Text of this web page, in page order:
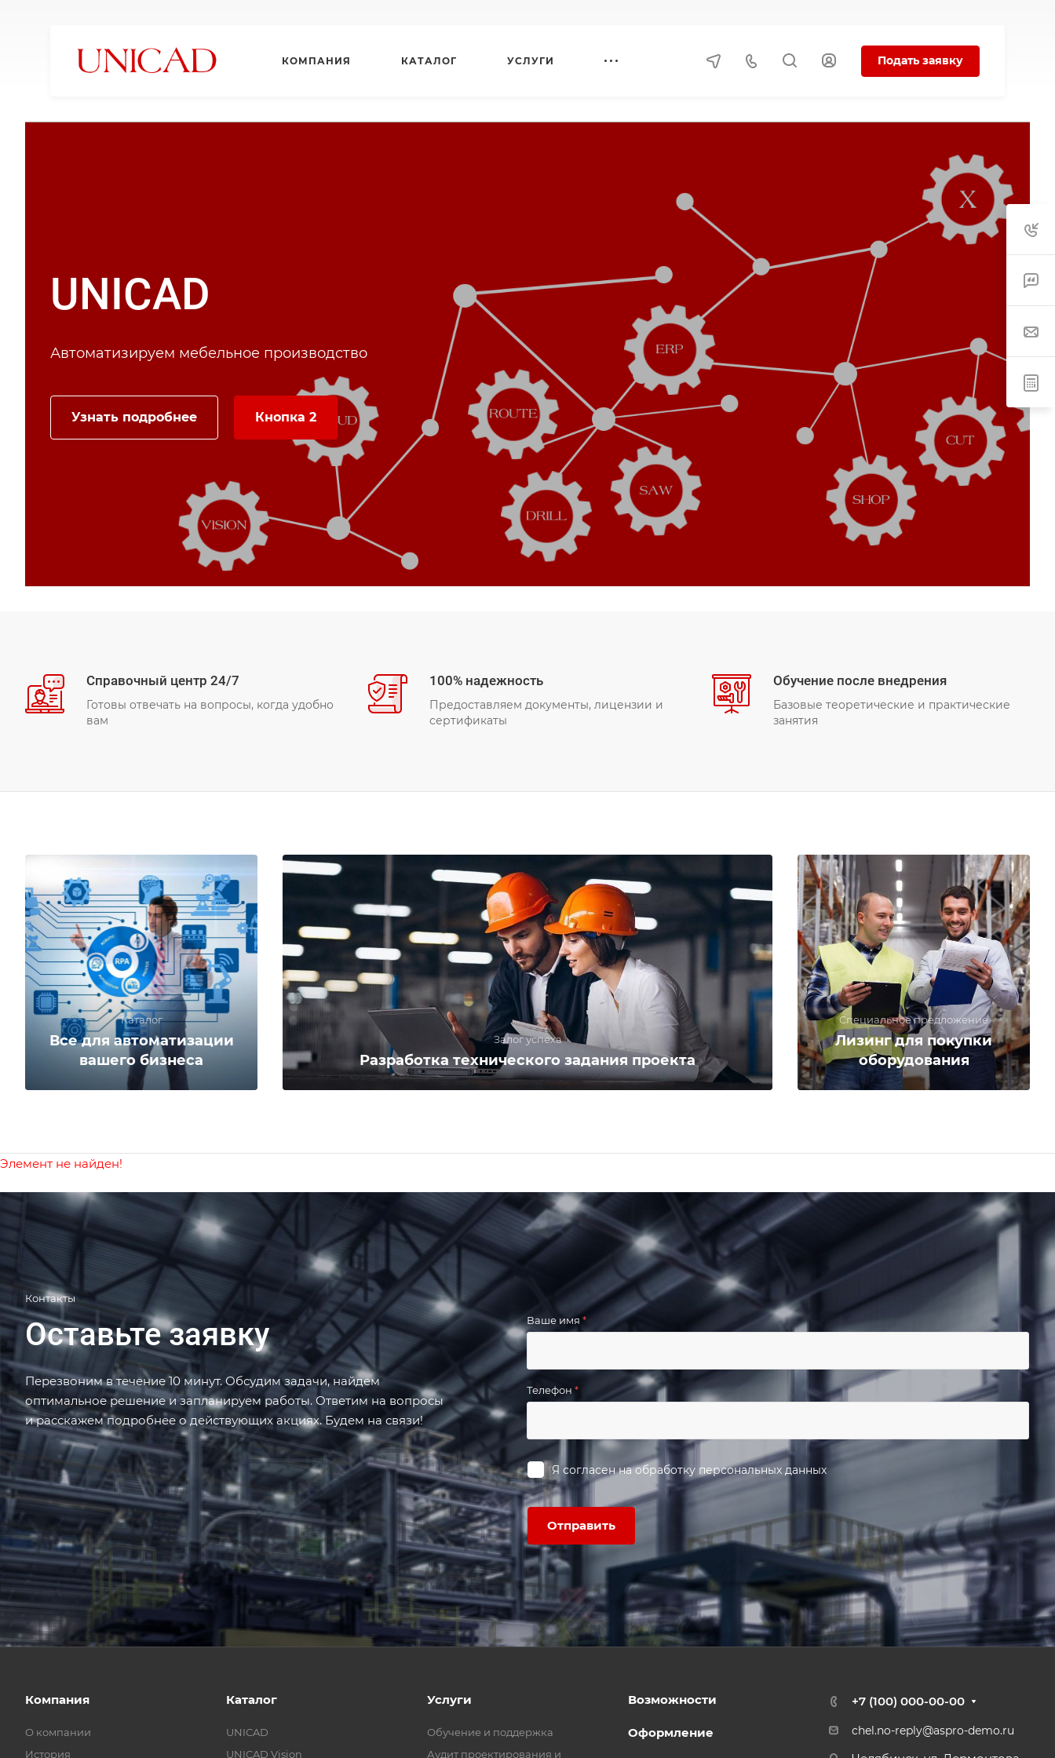
КОМПАНИЯ КАТАЛОГ УСЛУГИ Подать заявку
UNICAD
Автоматизируем мебельное производство
Узнать подробнее Кнопка 2
Справочный центр 24/7
Готовы отвечать на вопросы, когда удобно
вам
100% надежность
Предоставляем документы, лицензии и
сертификаты
Обучение после внедрения
Базовые теоретические и практические
занятия
Каталог
Все для автоматизации
вашего бизнеса
Залог успеха
Разработка технического задания проекта
Специальное предложение
Лизинг для покупки
оборудования
Элемент не найден!
Контакты
Оставьте заявку
Перезвоним в течение 10 минут. Обсудим задачи, найдем
оптимальное решение и запланируем работы. Ответим на вопросы
и расскажем подробнее о действующих акциях. Будем на связи!
Ваше имя *
Телефон *
Я согласен наобработку персональных данных
Отправить
Компания
О компании
История
Каталог
UNICAD
UNICAD Vision
Услуги
Обучение и поддержка
Аудит проектирования и
Возможности
Оформление
+7 (100) 000-00-00
chel.no-reply@aspro-demo.ru